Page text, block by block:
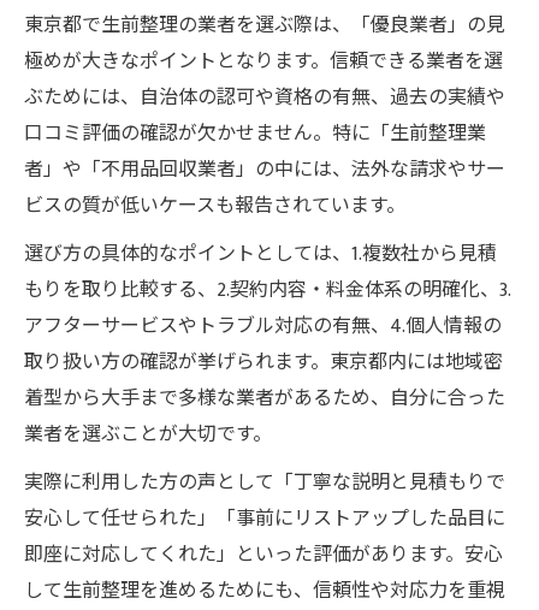
東京都で生前整理の業者を選ぶ際は、「優良業者」の見
極めが大きなポイントとなります。信頼できる業者を選
ぶためには、自治体の認可や資格の有無、過去の実績や
口コミ評価の確認が欠かせません。特に「生前整理業
者」や「不用品回収業者」の中には、法外な請求やサー
ビスの質が低いケースも報告されています。
選び方の具体的なポイントとしては、1.複数社から見積
もりを取り比較する、2.契約内容・料金体系の明確化、3.
アフターサービスやトラブル対応の有無、4.個人情報の
取り扱い方の確認が挙げられます。東京都内には地域密
着型から大手まで多様な業者があるため、自分に合った
業者を選ぶことが大切です。
実際に利用した方の声として「丁寧な説明と見積もりで
安心して任せられた」「事前にリストアップした品目に
即座に対応してくれた」といった評価があります。安心
して生前整理を進めるためにも、信頼性や対応力を重視